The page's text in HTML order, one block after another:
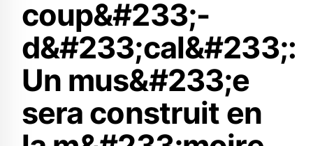
coup&#233;-
d&#233;cal&#233;:
Un mus&#233;e
sera construit en